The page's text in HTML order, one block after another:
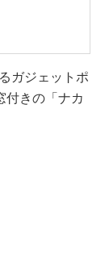
ガジェットポ
付きの「ナカ